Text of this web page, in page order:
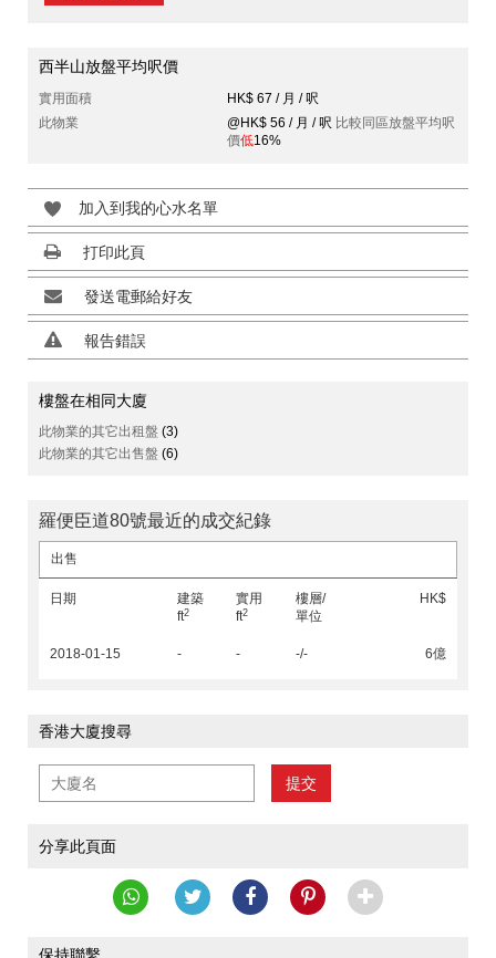
西半山放盤平均呎價
實用面積
HK$ 67 / 月 / 呎
此物業
@HK$ 56 / 月 / 呎 比較同區放盤平均呎
價低16%
加入到我的心水名單
打印此頁
發送電郵給好友
報告錯誤
樓盤在相同大廈
此物業的其它出租盤 (3)
此物業的其它出售盤 (6)
羅便臣道80號最近的成交紀錄
出售
日期
建築
ft2
實用
ft2
樓層/
單位
HK$
2018-01-15 - - -/- 6億
香港大廈搜尋
提交
分享此頁面